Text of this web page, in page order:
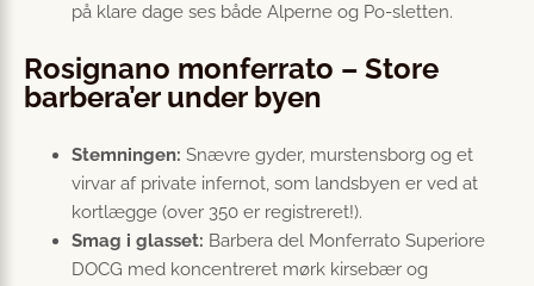
på klare dage ses både Alperne og Po-sletten.
Rosignano monferrato – Store
barbera’er under byen
Stemningen: Snævre gyder, murstensborg og et
virvar af private infernot, som landsbyen er ved at
kortlægge (over 350 er registreret!).
Smag i glasset: Barbera del Monferrato Superiore
DOCG med koncentreret mørk kirsebær og